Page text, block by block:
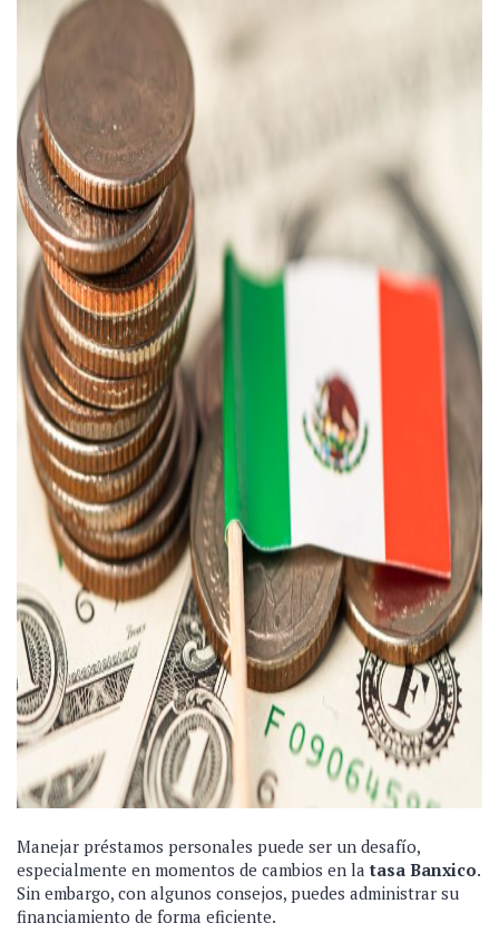
Manejar préstamos personales puede ser un desafío,
especialmente en momentos de cambios en latasa Banxico.
Sin embargo, con algunos consejos, puedes administrar su
financiamiento de forma eficiente.